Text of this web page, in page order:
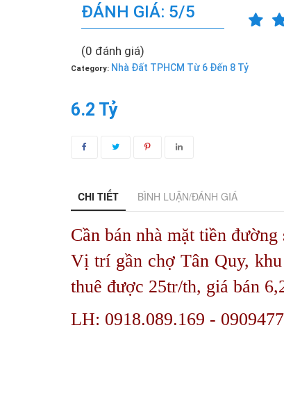
ĐÁNH GIÁ: 5/5
(0 đánh giá)
Category: Nhà Đất TPHCM Từ 6 Đến 8 Tỷ
6.2 Tỷ
CHI TIẾT BÌNH LUẬN/ĐÁNH GIÁ
Cần bán nhà mặt tiền
Vị trí gần chợ Tân Quy,
thuê được 25tr/th, giá bán
LH: 0918.089.169 -